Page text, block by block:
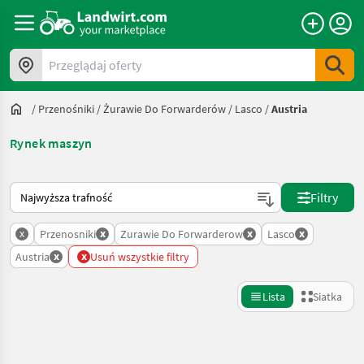
Przeglądaj oferty
/ Przenośniki /Żurawie Do Forwarderów / Lasco /Austria
Rynek maszyn
Tak sortuje się na Landwirt.com
Filtry
x Przenosniki x Zurawie Do Forwarderow x Lasco x
Austria x x Usuń wszystkie filtry
Lista Siatka